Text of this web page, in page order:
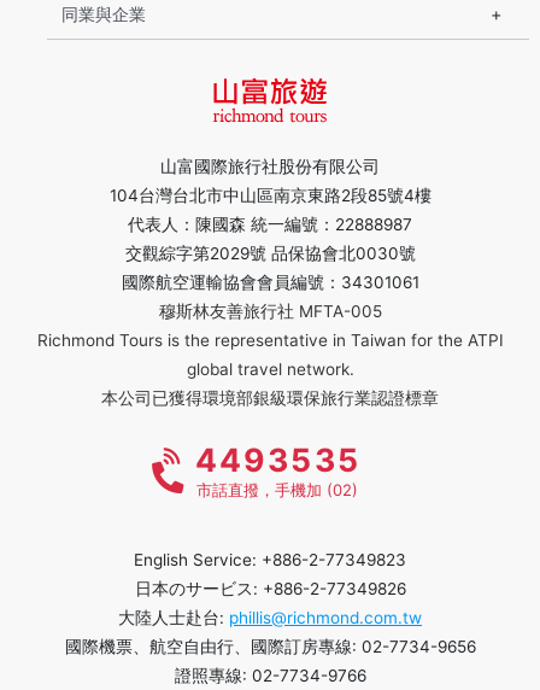
山富國際旅行社股份有限公司
104台灣台北市中山區南京東路2段85號4樓
代表人：陳國森 統一編號：22888987
交觀綜字第2029號 品保協會北0030號
國際航空運輸協會會員編號：34301061
穆斯林友善旅行社 MFTA-005
Richmond Tours is the representative in Taiwan for the ATPI
global travel network.
本公司已獲得環境部銀級環保旅行業認證標章
同業與企業
4493535
市話直撥，手機加 (02)
English Service: +886-2-77349823
日本のサービス: +886-2-77349826
大陸人士赴台: phillis@richmond.com.tw
國際機票、航空自由行、國際訂房專線: 02-7734-9656
證照專線: 02-7734-9766